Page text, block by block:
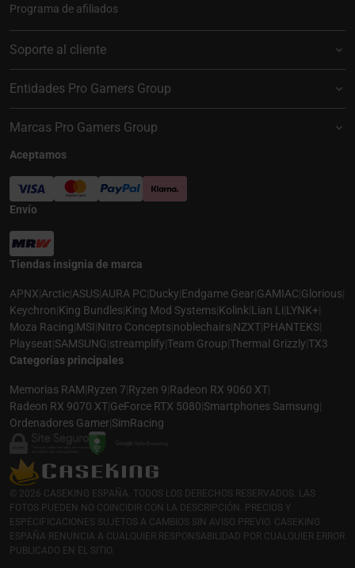
Programa de afiliados
Soporte al cliente
Entidades Pro Gamers Group
Marcas Pro Gamers Group
Aceptamos
Envío
Tiendas insignia de marca
APNX|Arctic|ASUS|AURA PC|Ducky|Endgame Gear|GAMIAC|Glorious|
Keychron|King Bundles|King Mod Systems|Kolink|Lian Li|LYNK+|
Moza Racing|MSI|Nitro Concepts|noblechairs|NZXT|PHANTEKS|
Playseat|SAMSUNG|streamplify|Team Group|Thermal Grizzly|TX3
Categorías principales
Memorias RAM|Ryzen 7|Ryzen 9|Radeon RX 9060 XT|
Radeon RX 9070 XT|GeForce RTX 5080|Smartphones Samsung|
Ordenadores Gamer|SimRacing
© 2026 CASEKING ESPAÑA. TODOS LOS DERECHOS RESERVADOS. LAS
FOTOS PUEDEN NO COINCIDIR CON LA DESCRIPCIÓN. PRECIOS Y
ESPECIFICACIONES SUJETOS A CAMBIOS SIN AVISO PREVIO. CASEKING
ESPAÑA RENUNCIA A CUALQUIER RESPONSABILIDAD POR CUALQUIER ERROR
PUBLICADO EN EL SITIO.